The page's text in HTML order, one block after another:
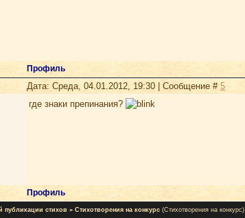
Профиль
Дата: Среда, 04.01.2012, 19:30 | Сообщение # 5
где знаки препинания?
Профиль
публикации стихов » Стихотворения на конкурс (Стихотворения на конкурс)